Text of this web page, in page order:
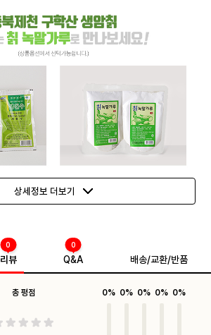
상세정보 더보기
리뷰
0
Q&A
0
배송/교환/반품
총 평점 0% 0% 0% 0% 0%